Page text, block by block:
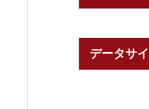
データサ